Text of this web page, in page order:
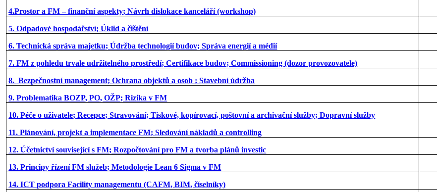
4.Prostor a FM – finanční aspekty; Návrh dislokace kanceláří (workshop)
5. Odpadové hospodářství; Úklid a čištění
6. Technická správa majetku; Údržba technologií budov; Správa energií a médií
7. FM z pohledu trvale udržitelného prostředí; Certifikace budov; Commissioning (dozor provozovatele)
8. Bezpečnostní management; Ochrana objektů a osob ; Stavební údržba
9. Problematika BOZP, PO, OŽP; Rizika v FM
10. Péče o uživatele; Recepce; Stravování; Tiskové, kopírovací, poštovní a archivační služby; Dopravní služby
11. Plánování, projekt a implementace FM; Sledování nákladů a controlling
12. Účetnictví související s FM; Rozpočtování pro FM a tvorba plánů investic
13. Principy řízení FM služeb; Metodologie Lean 6 Sigma v FM
14. ICT podpora Facility managementu (CAFM, BIM, číselníky)